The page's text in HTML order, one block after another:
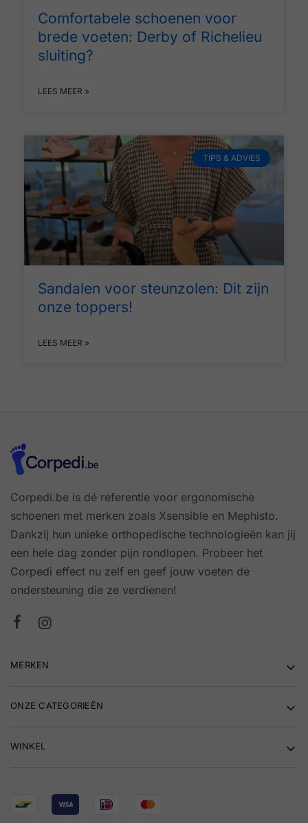
Comfortabele schoenen voor
brede voeten: Derby of Richelieu
sluiting?
LEES MEER »
TIPS & ADVIES
Sandalen voor steunzolen: Dit zijn
onze toppers!
LEES MEER »
Corpedi.be is dé referentie voor ergonomische
schoenen met merken zoals Xsensible en Mephisto.
Dankzij hun unieke orthopedische technologieën kan jij
een hele dag zonder pijn rondlopen. Probeer het
Corpedi effect nu zelf en geef jouw voeten de
ondersteuning die ze verdienen!
MERKEN
ONZE CATEGORIEËN
WINKEL